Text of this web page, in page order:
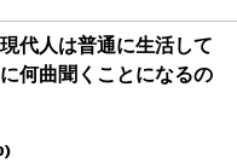
現代人は普通に生活して
何曲聞くことになるの